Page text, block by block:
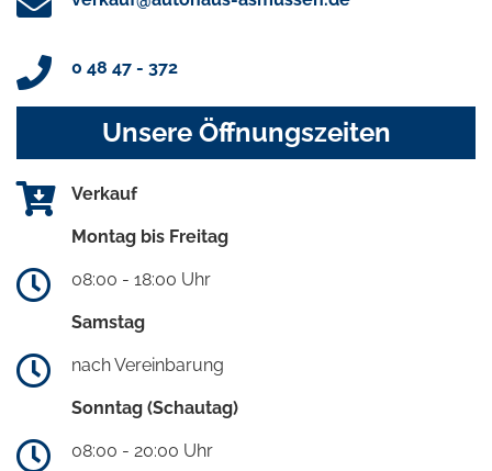
0 48 47 - 372
Unsere Öffnungszeiten
Verkauf
Montag bis Freitag
08:00 - 18:00 Uhr
Samstag
nach Vereinbarung
Sonntag (Schautag)
08:00 - 20:00 Uhr